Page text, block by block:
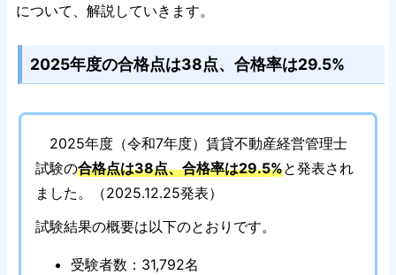
について、解説していきます。
2025年度の合格点は38点、合格率は29.5%
2025年度（令和7年度）賃貸不動産経営管理士
試験の合格点は38点、合格率は29.5%と発表され
ました。（2025.12.25発表）
試験結果の概要は以下のとおりです。
受験者数：31,792名